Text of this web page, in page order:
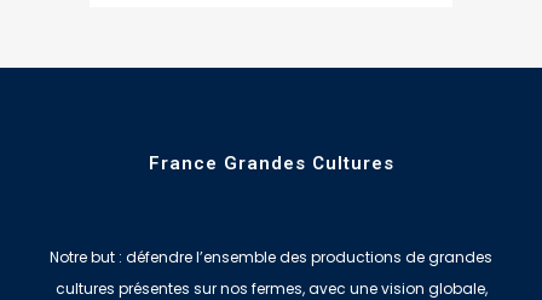
France Grandes Cultures
Notre but : défendre l’ensemble des productions de grandes
cultures présentes sur nos fermes, avec une vision globale,